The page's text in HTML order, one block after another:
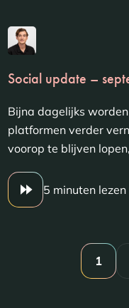
Social update –
Bijna dagelijks
platformen verder
voorop te blijven
5 minuten lezen
1